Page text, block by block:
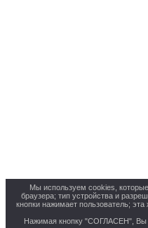
Мы используем cookies,
браузера; тип устройства и
кнопки нажимает пользователь;
Нажимая кнопку "СОГЛАСЕН", Вы